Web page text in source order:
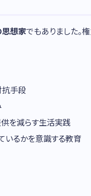
想家でもありました。
手段
を減らす生活実践
るかを意識する教育